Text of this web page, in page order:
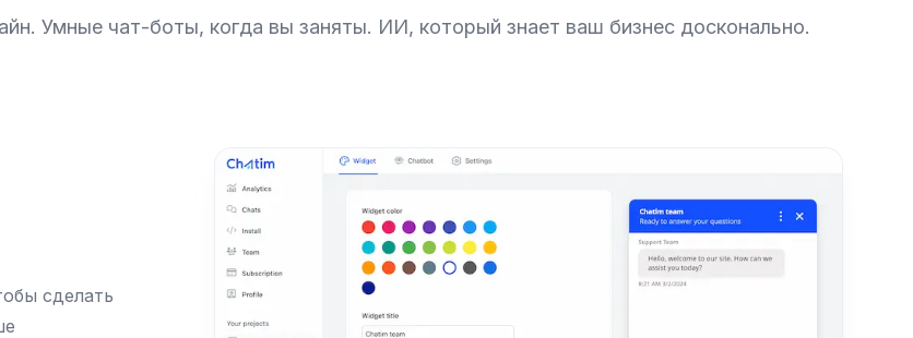
Умные чат-боты, когда вы заняты. ИИ, который знает ваш бизнес досконально.
сделать